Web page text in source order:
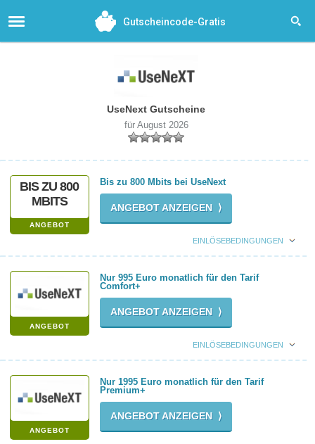
Gutscheincode-Gratis
UseNext Gutscheine
für August 2026
BIS ZU 800
MBITS
ANGEBOT
Bis zu 800 Mbits bei UseNext
ANGEBOT ANZEIGEN ⟩
EINLÖSEBEDINGUNGEN
ANGEBOT
Nur 995 Euro monatlich für den Tarif
Comfort+
ANGEBOT ANZEIGEN ⟩
EINLÖSEBEDINGUNGEN
ANGEBOT
Nur 1995 Euro monatlich für den Tarif
Premium+
ANGEBOT ANZEIGEN ⟩